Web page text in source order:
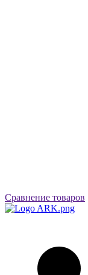
Сравнение товаров